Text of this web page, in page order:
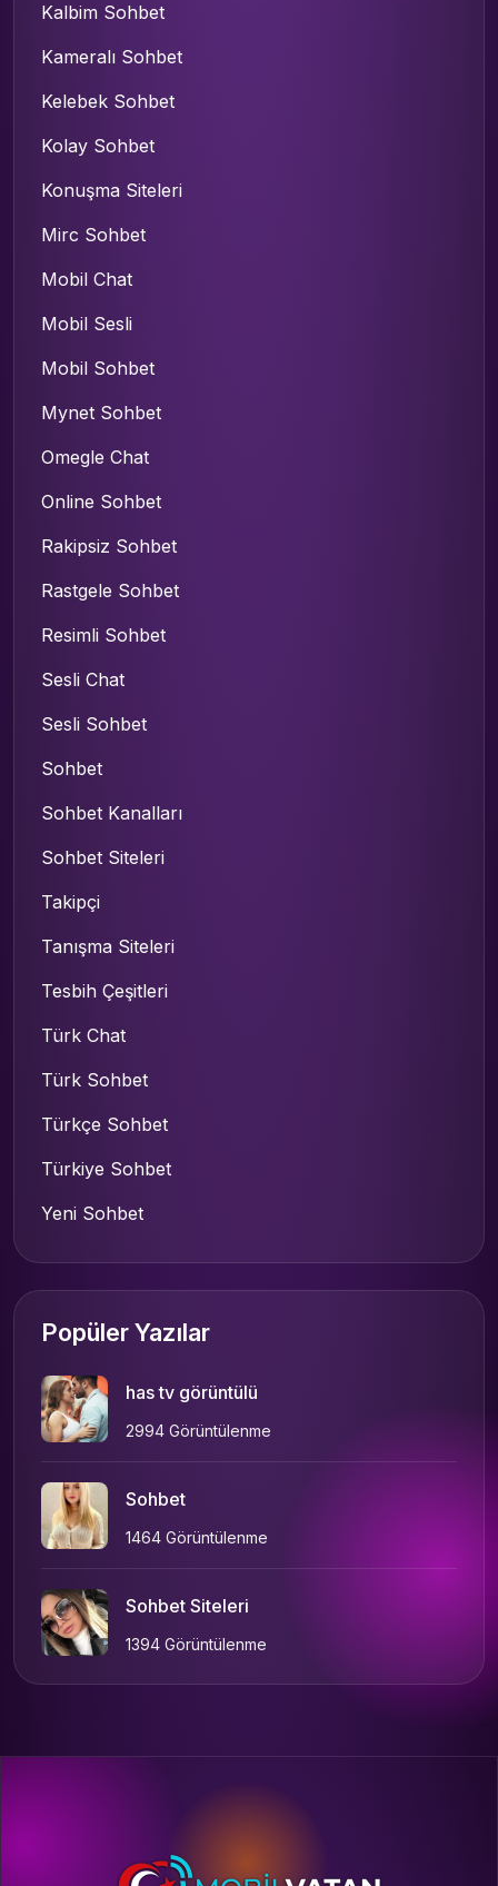
Kalbim Sohbet
Kameralı Sohbet
Kelebek Sohbet
Kolay Sohbet
Konuşma Siteleri
Mirc Sohbet
Mobil Chat
Mobil Sesli
Mobil Sohbet
Mynet Sohbet
Omegle Chat
Online Sohbet
Rakipsiz Sohbet
Rastgele Sohbet
Resimli Sohbet
Sesli Chat
Sesli Sohbet
Sohbet
Sohbet Kanalları
Sohbet Siteleri
Takipçi
Tanışma Siteleri
Tesbih Çeşitleri
Türk Chat
Türk Sohbet
Türkçe Sohbet
Türkiye Sohbet
Yeni Sohbet
Popüler Yazılar
has tv görüntülü
2994 Görüntülenme
Sohbet
1464 Görüntülenme
Sohbet Siteleri
1394 Görüntülenme